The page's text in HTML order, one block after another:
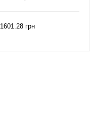
1601.28 грн